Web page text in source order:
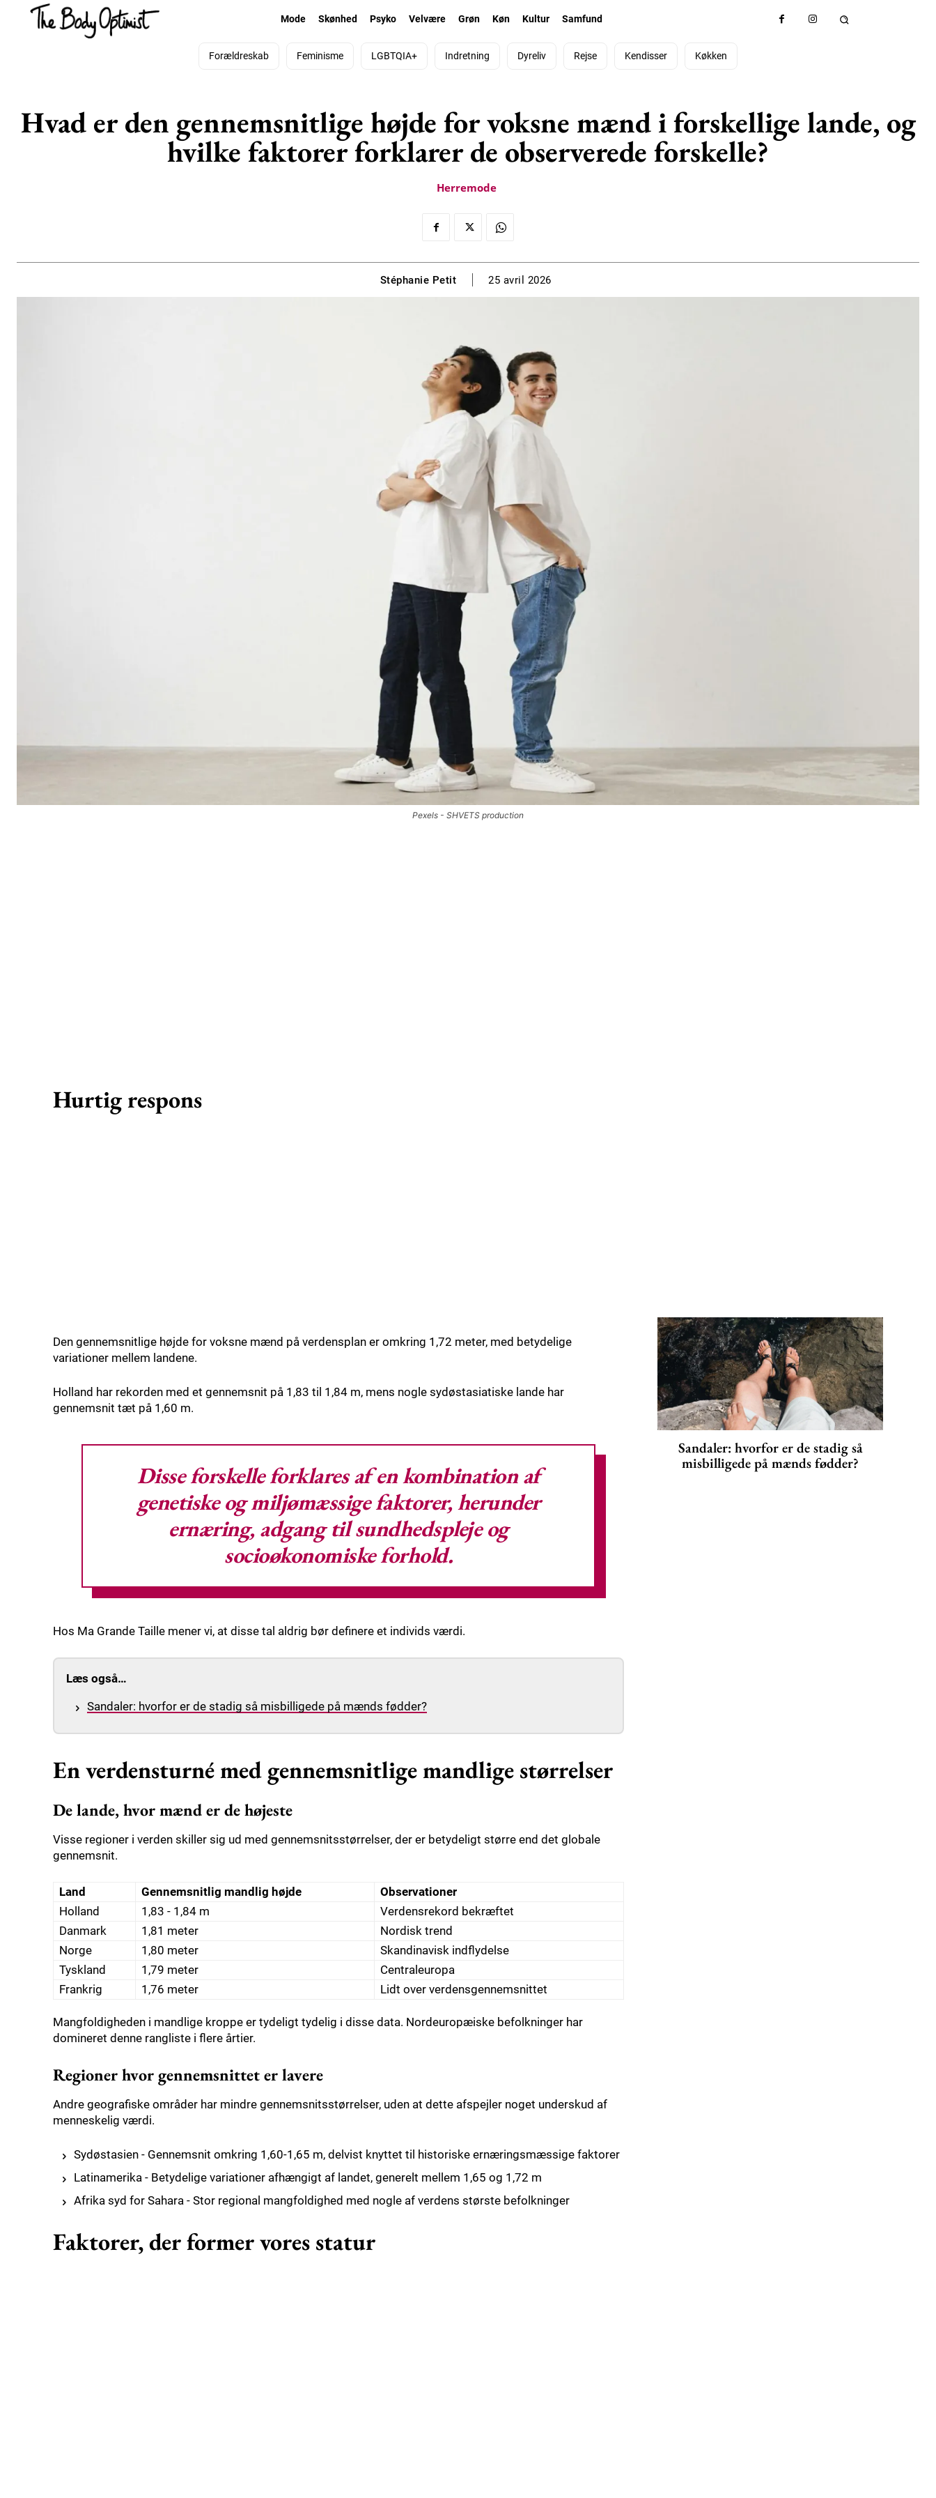
Mode Skønhed Psyko Velvære Grøn Køn Kultur Samfund
Forældreskab Feminisme LGBTQIA+ Indretning Dyreliv Rejse Kendisser Køkken
Hvad er den gennemsnitlige højde for voksne mænd i forskellige lande, og
hvilke faktorer forklarer de observerede forskelle?
Herremode
Stéphanie Petit 25 avril 2026
Pexels - SHVETS production
Hurtig respons
Den gennemsnitlige højde for voksne mænd på verdensplan er omkring 1,72 meter, med betydelige
variationer mellem landene.
Holland har rekorden med et gennemsnit på 1,83 til 1,84 m, mens nogle sydøstasiatiske lande har
gennemsnit tæt på 1,60 m.
Disse forskelle forklares af en kombination af
genetiske og miljømæssige faktorer, herunder
ernæring, adgang til sundhedspleje og
socioøkonomiske forhold.
Hos Ma Grande Taille mener vi, at disse tal aldrig bør definere et individs værdi.
Læs også…
Sandaler: hvorfor er de stadig så misbilligede på mænds fødder?
En verdensturné med gennemsnitlige mandlige størrelser
De lande, hvor mænd er de højeste
Visse regioner i verden skiller sig ud med gennemsnitsstørrelser, der er betydeligt større end det globale
gennemsnit.
Land Gennemsnitlig mandlig højde
Observationer
Holland
1,83 - 1,84 m
Verdensrekord bekræftet
Danmark
1,81 meter
Nordisk trend
Norge
1,80 meter
Skandinavisk indflydelse
Tyskland
1,79 meter
Centraleuropa
Frankrig
1,76 meter Lidt over verdensgennemsnittet
Mangfoldigheden i mandlige kroppe er tydeligt tydelig i disse data. Nordeuropæiske befolkninger har
domineret denne rangliste i flere årtier.
Regioner hvor gennemsnittet er lavere
Andre geografiske områder har mindre gennemsnitsstørrelser, uden at dette afspejler noget underskud af
menneskelig værdi.
Sydøstasien - Gennemsnit omkring 1,60-1,65 m, delvist knyttet til historiske ernæringsmæssige faktorer
Latinamerika - Betydelige variationer afhængigt af landet, generelt mellem 1,65 og 1,72 m
Afrika syd for Sahara - Stor regional mangfoldighed med nogle af verdens største befolkninger
Faktorer, der former vores statur
Sandaler: hvorfor er de stadig så
misbilligede på mænds fødder?